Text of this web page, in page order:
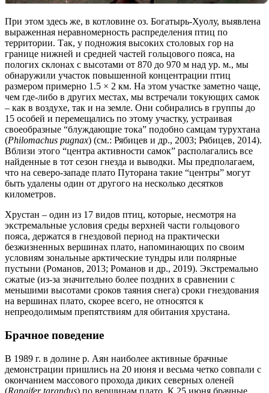
При этом здесь же, в котловине оз. Богатырь-Хуолу, выявлена
выраженная неравномерность распределения птиц по
территории. Так, у подножия высоких столовых гор на
границе нижней и средней частей гольцового пояса, на
пологих склонах с высотами от 870 до 970 м над ур. м., мы
обнаружили участок повышенной концентрации птиц
размером примерно 1.5 × 2 км. На этом участке заметно чаще,
чем где-либо в других местах, мы встречали токующих самок
– как в воздухе, так и на земле. Они собирались в группы до
15 особей и перемещались по этому участку, устраивая
своеобразные “блуждающие тока” подобно самцам турухтана
(Philomachus pugnax) (см.: Рябицев и др., 2003; Рябицев, 2014).
Вблизи этого “центра активности самок” располагались все
найденные в тот сезон гнезда и выводки. Мы предполагаем,
что на северо-западе плато Путорана такие “центры” могут
быть удалены один от другого на несколько десятков
километров.
Хрустан – один из 17 видов птиц, которые, несмотря на
экстремальные условия среды верхней части гольцового
пояса, держатся в гнездовой период на практически
безжизненных вершинах плато, напоминающих по своим
условиям зональные арктические тундры или полярные
пустыни (Романов, 2013; Романов и др., 2019). Экстремально
сжатые (из-за значительно более поздних в сравнении с
меньшими высотами сроков таяния снега) сроки гнездования
на вершинах плато, скорее всего, не относятся к
непреодолимым препятствиям для обитания хрустана.
Брачное поведение
В 1989 г. в долине р. Аян наиболее активные брачные
демонстрации пришлись на 20 июня и весьма четко совпали с
окончанием массового прохода диких северных оленей
(Rangifer tarandus) по вершинам плато. К 25 июня брачные